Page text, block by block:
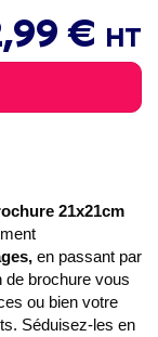
€ HT
21x21cm
en passant par
de brochure vous
ou bien votre
Séduisez-les en